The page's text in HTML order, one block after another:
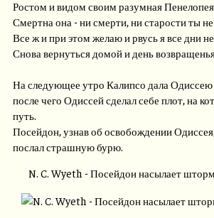
Ростом и видом своим разумная
Смертна она - ни смерти, ни старости ты
Все ж и при этом желаю и рвусь я все дни
Снова вернуться домой и день
На следующее утро Калипсо дала
после чего Одиссей сделал себе плот, на
путь.
Посейдон, узнав об освобождении
послал страшную бурю.
N. C. Wyeth - Посейдон насылает